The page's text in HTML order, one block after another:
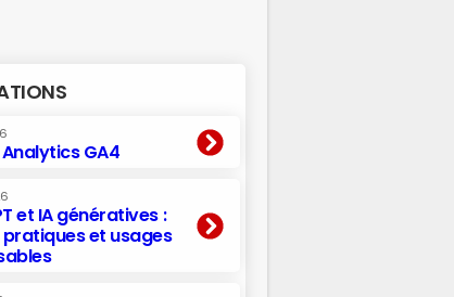
GA4
et IA génératives :
pratiques et usages